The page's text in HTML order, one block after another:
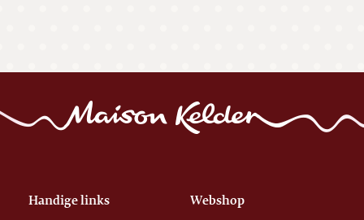
Handige links Webshop